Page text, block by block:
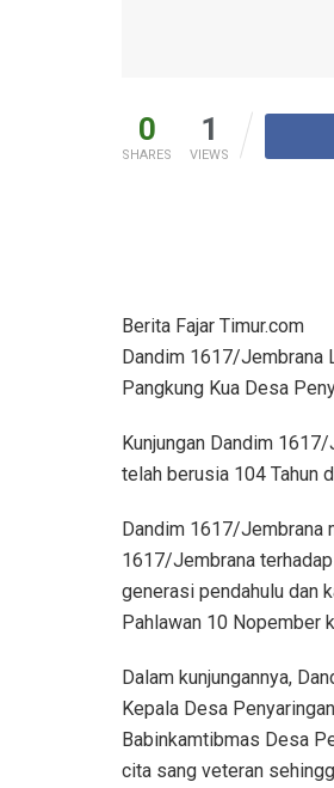
0
SHARES
1
VIEWS
Berita Fajar Timur.com
Dandim 1617/Jembrana
Pangkung Kua Desa
Kunjungan Dandim
telah berusia 104 Tahun
Dandim 1617/Jembrana
1617/Jembrana
generasi pendahulu dan
Pahlawan 10 Nopember
Dalam kunjungannya,
Kepala Desa
Babinkamtibmas Desa
cita sang veteran